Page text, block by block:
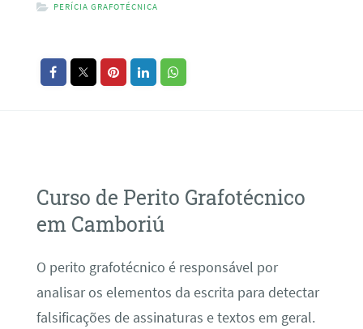
PERÍCIA GRAFOTÉCNICA
Curso de Perito Grafotécnico
em Camboriú
O perito grafotécnico é responsável por
analisar os elementos da escrita para detectar
falsificações de assinaturas e textos em geral.